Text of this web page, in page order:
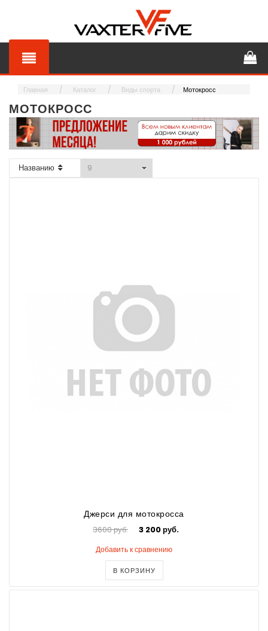
Главная Каталог Виды спорта Мотокросс
МОТОКРОСС
Названию
Джерси для мотокросса
3600 руб. 3 200 руб.
Добавить к сравнению
В КОРЗИНУ